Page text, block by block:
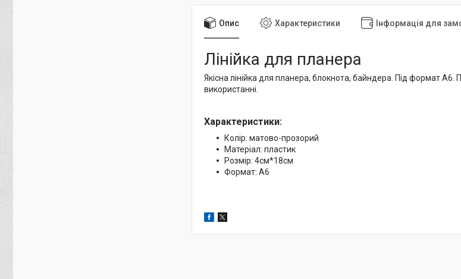
Опис Характеристики Інформація для
Лінійка для планера
Якісна лінійка для планера, блокнота, байндера. Під формат
використанні.
Характеристики:
Колір: матово-прозорий
Матеріал: пластик
Розмір: 4см*18см
Формат: А6